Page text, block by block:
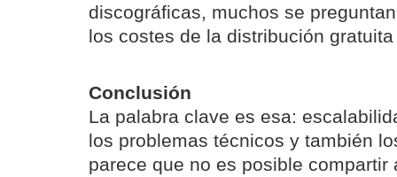
discográficas, muchos se
los costes de la distribución
Conclusión
La palabra clave es esa:
los problemas técnicos y también
parece que no es posible compartir